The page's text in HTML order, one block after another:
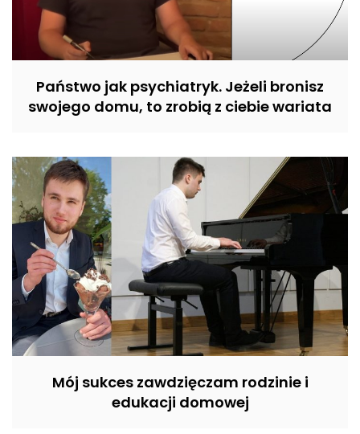
Państwo jak psychiatryk. Jeżeli bronisz
swojego domu, to zrobią z ciebie wariata
Mój sukces zawdzięczam rodzinie i
edukacji domowej